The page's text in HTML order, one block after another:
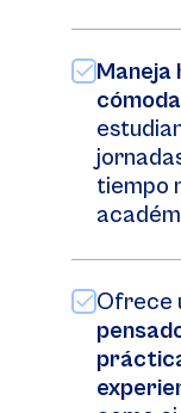
Maneja
tiempo
Ofrece